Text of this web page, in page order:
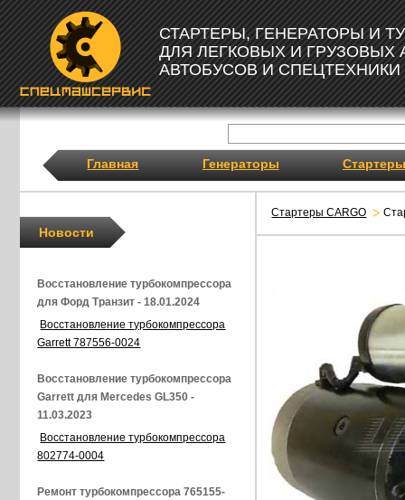
СТАРТЕРЫ, ГЕНЕРАТОРЫ И
ДЛЯ ЛЕГКОВЫХ И ГРУЗОВЫХ
АВТОБУСОВ И СПЕЦТЕХНИКИ
Главная Генераторы Стартеры
Стартеры CARGO
Новости
Восстановление турбокомпрессора
для Форд Транзит - 18.01.2024
Восстановление турбокомпрессора
Garrett 787556-0024
Восстановление турбокомпрессора
Garrett для Mercedes GL350 -
11.03.2023
Восстановление турбокомпрессора
802774-0004
Ремонт турбокомпрессора 765155-